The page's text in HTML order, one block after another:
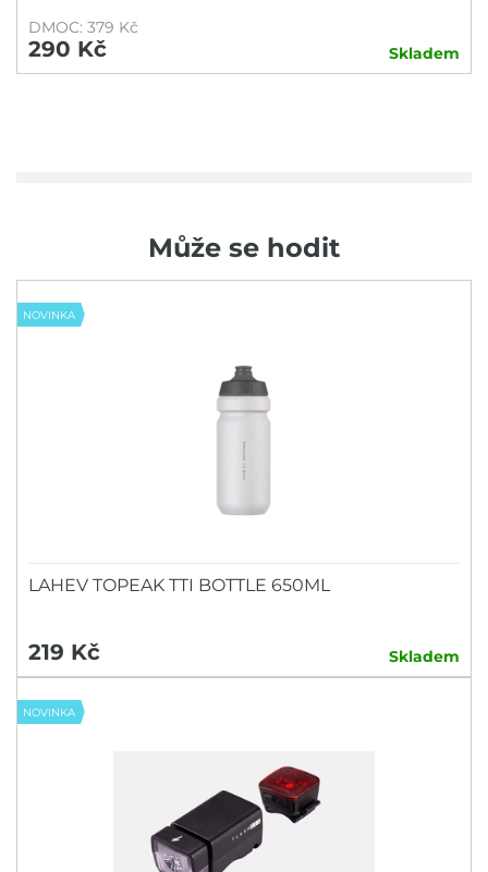
DMOC: 379 Kč
290 Kč Skladem
Může se hodit
NOVINKA
LAHEV TOPEAK TTI BOTTLE 650ML
219 Kč Skladem
NOVINKA